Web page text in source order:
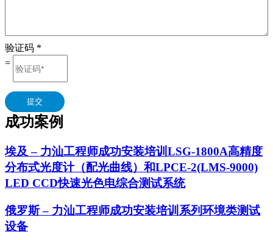
验证码 *
=
提交
成功案例
埃及 – 力汕工程师成功安装培训LSG-1800A高精度
分布式光度计（配光曲线）和LPCE-2(LMS-9000)
LED CCD快速光色电综合测试系统
俄罗斯 – 力汕工程师成功安装培训系列环境类测试
设备